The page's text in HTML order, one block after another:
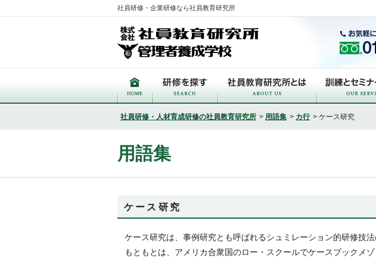
社員研修・企業研修なら社員教育研究所
社員研修・人材育成研修の社員教育研究所 > 用語集 > カ行 > ケース研究
用語集
ケース研究
ケース研究は、事例研究とも呼ばれるシュミレーション的研修技法
もともとは、アメリカ合衆国のロー・スクールでケースブックメ